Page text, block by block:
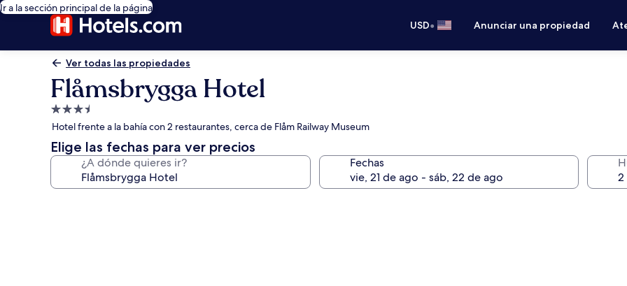
Ir a la sección principal de la página
USD• Anunciar una propiedad
Ver todas las propiedades
Flåmsbrygga Hotel
Propiedad
de
3.5
estrellas
Hotel frente a la bahía con 2 restaurantes, cerca de Flåm Railway Museum
Elige las fechas para ver precios
¿A dónde quieres ir? Fechas